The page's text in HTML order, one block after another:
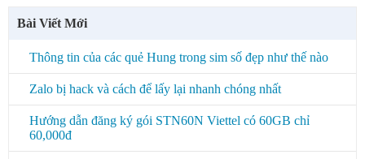
Bài Viết Mới
Thông tin của các quẻ Hung trong sim số đẹp như thế nào
Zalo bị hack và cách để lấy lại nhanh chóng nhất
Hướng dẫn đăng ký gói STN60N Viettel có 60GB chỉ
60,000đ